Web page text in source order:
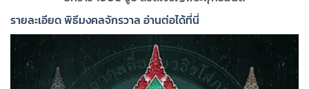
รายละเอียด พิธีมงคลจักรวาล อ่านต่อได้ที่นี่